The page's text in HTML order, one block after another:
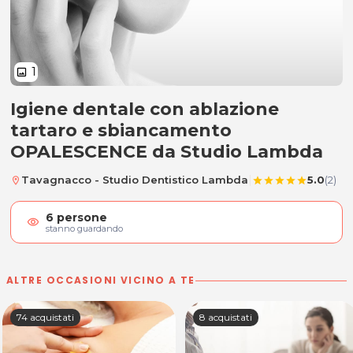
image 1
Igiene dentale con ablazione
Igiene dentale con ablazione
tartaro e sbiancamento
OPALESCENCE da Studio Lambda
location_on Tavagnacco - Studio Dentistico Lambda starstarstarstarstar5.0(2)
visibility 6 persone
stanno guardando
ALTRE OCCASIONI VICINO A TE
74 acquistati 8 acquistati